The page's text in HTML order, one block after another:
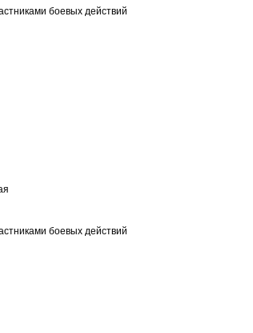
боевых действий
боевых действий